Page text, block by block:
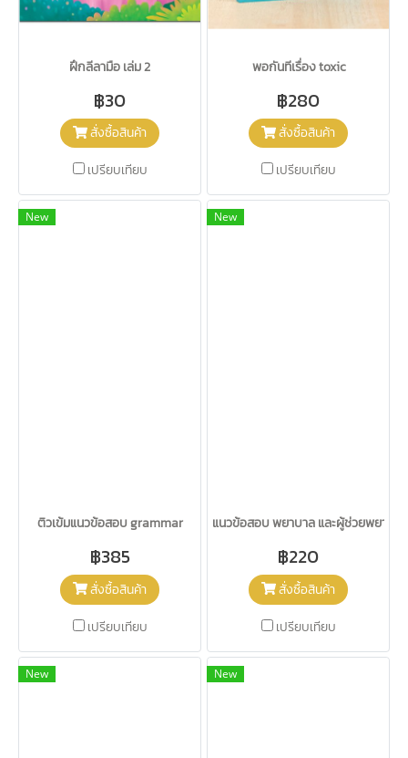
ฝึกลีลามือ เล่ม 2
฿30
สั่งซื้อสินค้า
เปรียบเทียบ
พอกันทีเรื่อง toxic
฿280
สั่งซื้อสินค้า
เปรียบเทียบ
New
ติวเข้มแนวข้อสอบ grammar
฿385
สั่งซื้อสินค้า
เปรียบเทียบ
New
แนวข้อสอบ พยาบาล และผู้ช่วยพยาบาล
฿220
สั่งซื้อสินค้า
เปรียบเทียบ
New New